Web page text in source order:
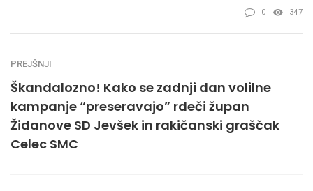
0 347
PREJŠNJI
Škandalozno! Kako se zadnji dan volilne
kampanje “preseravajo” rdeči župan
Židanove SD Jevšek in rakičanski graščak
Celec SMC